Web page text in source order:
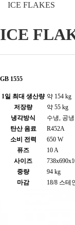
ICE FLAKES
ICE
GB 1555
1일 최대 생산량 약 154 kg
저장량
약 55 kg
냉각방식
수냉, 공냉
탄산 음료
R452A
소비 전력
650 W
퓨즈
10 A
사이즈
중량
94 kg
마감
18/8 스테